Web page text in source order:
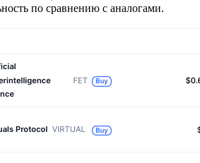
по сравнению с аналогами.